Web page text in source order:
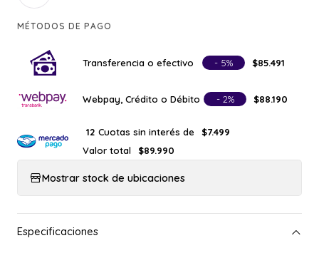
MÉTODOS DE PAGO
Transferencia o efectivo - 5% $85.491
Webpay, Crédito o Débito - 2% $88.190
12 Cuotas sin interés de
$7.499
Valor total
$89.990
Mostrar stock de ubicaciones